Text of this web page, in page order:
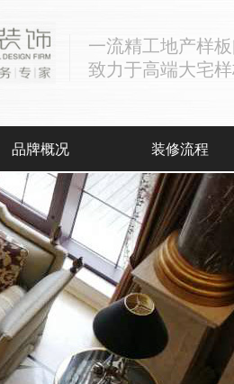
一流精工地产样
致力于高端大宅
品牌概况 装修流程